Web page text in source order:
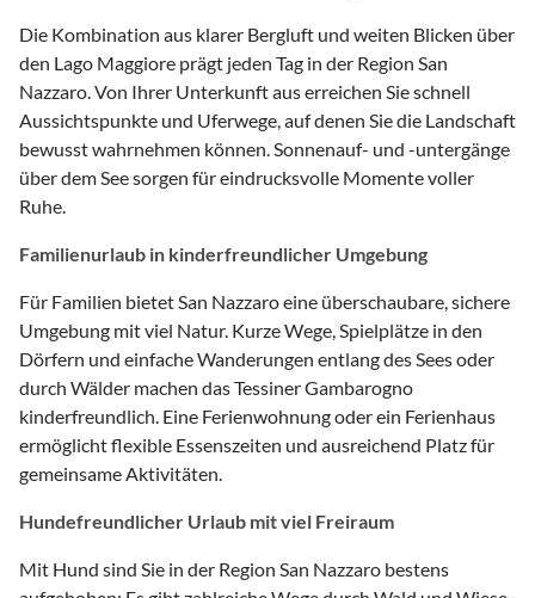
Die Kombination aus klarer Bergluft und weiten Blicken über
den Lago Maggiore prägt jeden Tag in der Region San
Nazzaro. Von Ihrer Unterkunft aus erreichen Sie schnell
Aussichtspunkte und Uferwege, auf denen Sie die Landschaft
bewusst wahrnehmen können. Sonnenauf- und -untergänge
über dem See sorgen für eindrucksvolle Momente voller
Ruhe.
Familienurlaub in kinderfreundlicher Umgebung
Für Familien bietet San Nazzaro eine überschaubare, sichere
Umgebung mit viel Natur. Kurze Wege, Spielplätze in den
Dörfern und einfache Wanderungen entlang des Sees oder
durch Wälder machen das Tessiner Gambarogno
kinderfreundlich. Eine Ferienwohnung oder ein Ferienhaus
ermöglicht flexible Essenszeiten und ausreichend Platz für
gemeinsame Aktivitäten.
Hundefreundlicher Urlaub mit viel Freiraum
Mit Hund sind Sie in der Region San Nazzaro bestens